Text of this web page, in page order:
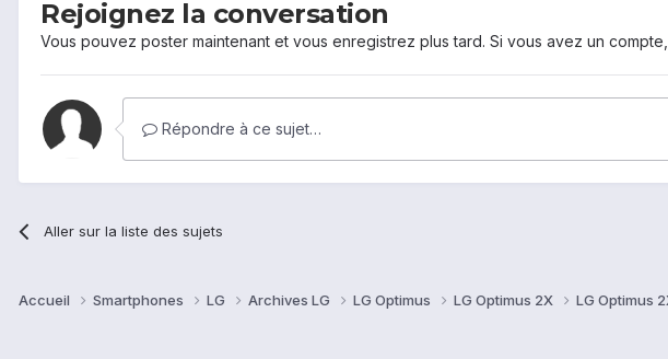
Rejoignez la conversation
Vous pouvez poster maintenant et vous enregistrez plus tard. Si vous avez un compte,
Répondre à ce sujet…
Aller sur la liste des sujets
Accueil Smartphones LG Archives LG LG Optimus LG Optimus 2X LG Optimus